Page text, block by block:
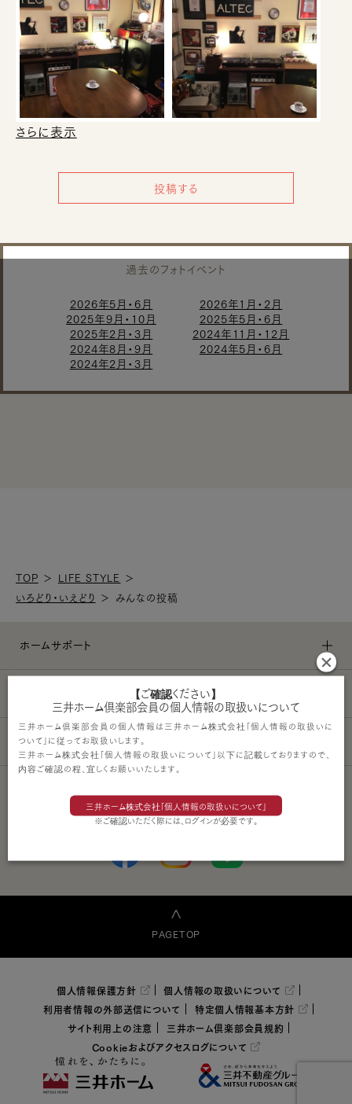
さらに表示
投稿する
過去のフォトイベント
2026年5月・6月
2026年1月・2月
2025年9月・10月
2025年5月・6月
2025年2月・3月
2024年11月・12月
2024年8月・9月
2024年5月・6月
2024年2月・3月
TOP ＞ LIFE STYLE ＞
いろどり・いえどり ＞ みんなの投稿
ホームサポート
その他サービス
ソーシャルメディアポリシー
PAGETOP
個人情報保護方針
個人情報の取扱いについて
利用者情報の外部送信について
特定個人情報基本方針
サイト利用上の注意
三井ホーム倶楽部会員規約
Cookieおよびアクセスログについて
【ご確認ください】
三井ホーム倶楽部会員の個人情報の取扱いについて
三井ホーム倶楽部会員の個人情報は三井ホーム株式会社「個人情報の取扱いに
ついて」に従ってお取扱いします。
三井ホーム株式会社「個人情報の取扱いについて」以下に記載しておりますので、
内容ご確認の程、宜しくお願いいたします。
三井ホーム株式会社「個人情報の取扱いについて」
※ご確認いただく際には、ログインが必要です。